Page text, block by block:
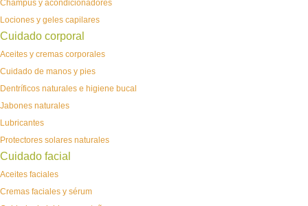
Champús y acondicionadores
Lociones y geles capilares
Cuidado corporal
Aceites y cremas corporales
Cuidado de manos y pies
Dentríficos naturales e higiene bucal
Jabones naturales
Lubricantes
Protectores solares naturales
Cuidado facial
Aceites faciales
Cremas faciales y sérum